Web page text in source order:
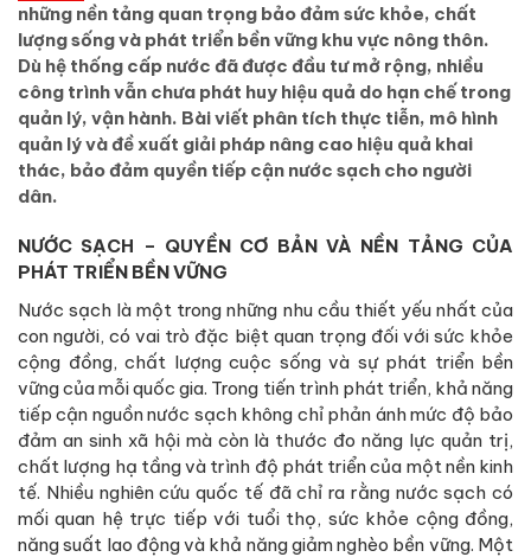
những nền tảng quan trọng bảo đảm sức khỏe, chất
lượng sống và phát triển bền vững khu vực nông thôn.
Dù hệ thống cấp nước đã được đầu tư mở rộng, nhiều
công trình vẫn chưa phát huy hiệu quả do hạn chế trong
quản lý, vận hành. Bài viết phân tích thực tiễn, mô hình
quản lý và đề xuất giải pháp nâng cao hiệu quả khai
thác, bảo đảm quyền tiếp cận nước sạch cho người
dân.
NƯỚC SẠCH – QUYỀN CƠ BẢN VÀ NỀN TẢNG CỦA
PHÁT TRIỂN BỀN VỮNG
Nước sạch là một trong những nhu cầu thiết yếu nhất của
con người, có vai trò đặc biệt quan trọng đối với sức khỏe
cộng đồng, chất lượng cuộc sống và sự phát triển bền
vững của mỗi quốc gia. Trong tiến trình phát triển, khả năng
tiếp cận nguồn nước sạch không chỉ phản ánh mức độ bảo
đảm an sinh xã hội mà còn là thước đo năng lực quản trị,
chất lượng hạ tầng và trình độ phát triển của một nền kinh
tế. Nhiều nghiên cứu quốc tế đã chỉ ra rằng nước sạch có
mối quan hệ trực tiếp với tuổi thọ, sức khỏe cộng đồng,
năng suất lao động và khả năng giảm nghèo bền vững. Một